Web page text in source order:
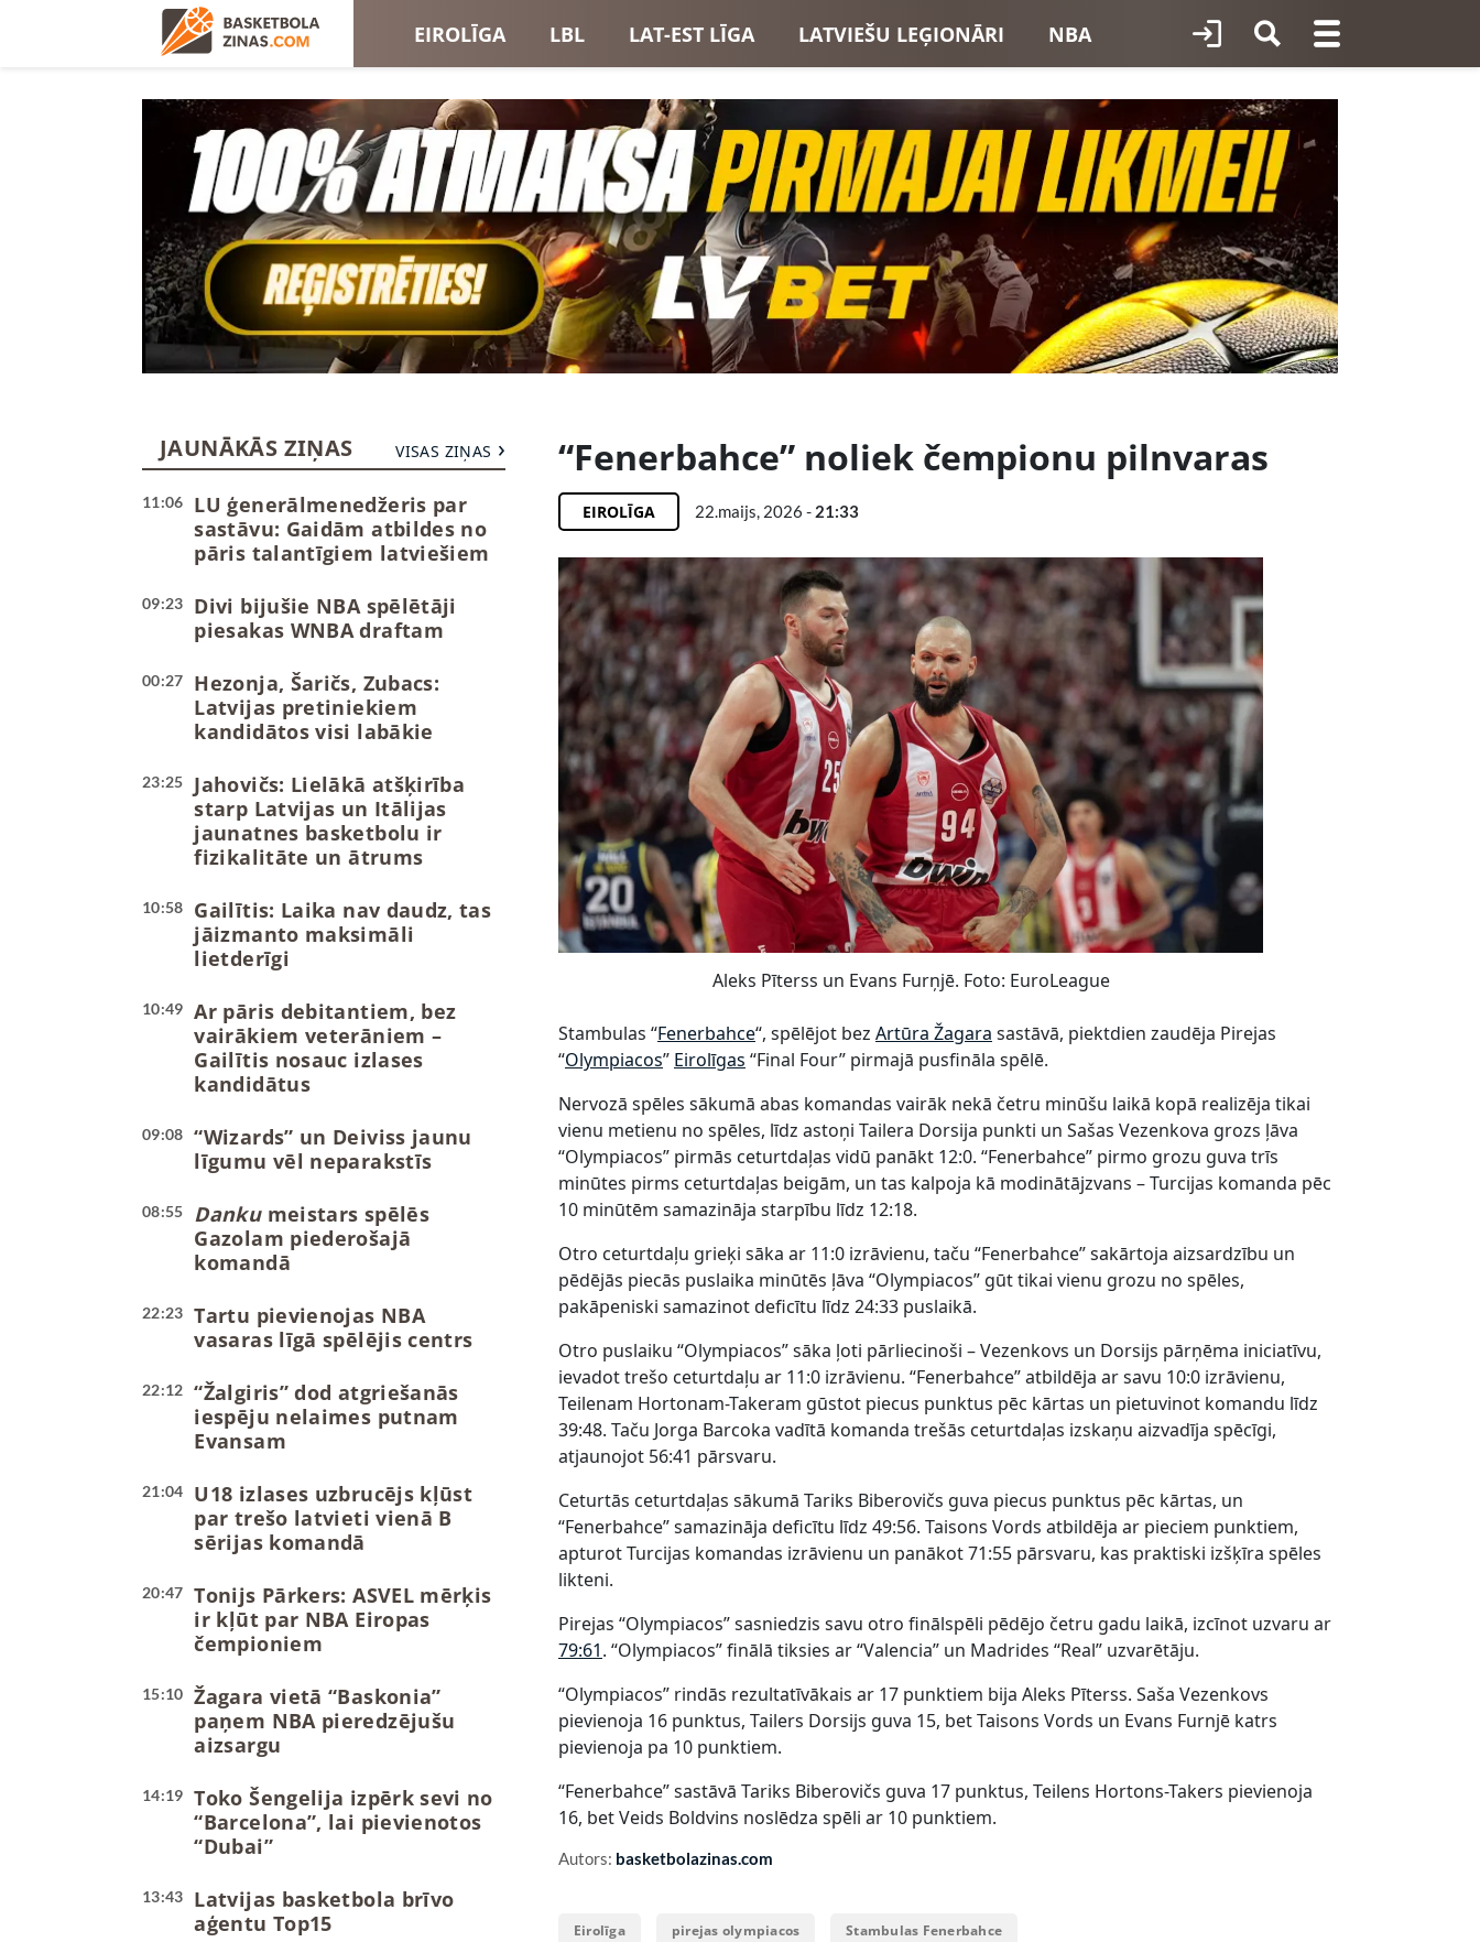
EIROLĪGA LBL LAT-EST LĪGA LATVIEŠU LEĢIONĀRI NBA
EIROKAUSI LATVIJAS IZLASE
JAUNĀKĀS ZIŅAS VISAS ZIŅAS
11:06
LU ģenerālmenedžeris par
sastāvu: Gaidām atbildes no
pāris talantīgiem latviešiem
09:23
Divi bijušie NBA spēlētāji
piesakas WNBA draftam
00:27
Hezonja, Šaričs, Zubacs:
Latvijas pretiniekiem
kandidātos visi labākie
23:25
Jahovičs: Lielākā atšķirība
starp Latvijas un Itālijas
jaunatnes basketbolu ir
fizikalitāte un ātrums
10:58
Gailītis: Laika nav daudz, tas
jāizmanto maksimāli
lietderīgi
10:49
Ar pāris debitantiem, bez
vairākiem veterāniem –
Gailītis nosauc izlases
kandidātus
09:08
“Wizards” un Deiviss jaunu
līgumu vēl neparakstīs
08:55 Dankumeistars spēlēs
Gazolam piederošajā
komandā
22:23
Tartu pievienojas NBA
vasaras līgā spēlējis centrs
22:12
“Žalgiris” dod atgriešanās
iespēju nelaimes putnam
Evansam
21:04
U18 izlases uzbrucējs kļūst
par trešo latvieti vienā B
sērijas komandā
20:47
Tonijs Pārkers: ASVEL mērķis
ir kļūt par NBA Eiropas
čempioniem
15:10
Žagara vietā “Baskonia”
paņem NBA pieredzējušu
aizsargu
14:19
Toko Šengelija izpērk sevi no
“Barcelona”, lai pievienotos
“Dubai”
13:43
Latvijas basketbola brīvo
aģentu Top15
“Fenerbahce” noliek čempionu pilnvaras
EIROLĪGA 22.maijs, 2026 - 21:33
Aleks Pīterss un Evans Furņjē. Foto: EuroLeague
Stambulas “Fenerbahce“, spēlējot bez Artūra Žagara sastāvā, piektdien zaudēja Pirejas
“Olympiacos” Eirolīgas “Final Four” pirmajā pusfināla spēlē.
Nervozā spēles sākumā abas komandas vairāk nekā četru minūšu laikā kopā realizēja tikai
vienu metienu no spēles, līdz astoņi Tailera Dorsija punkti un Sašas Vezenkova grozs ļāva
“Olympiacos” pirmās ceturtdaļas vidū panākt 12:0. “Fenerbahce” pirmo grozu guva trīs
minūtes pirms ceturtdaļas beigām, un tas kalpoja kā modinātājzvans – Turcijas komanda pēc
10 minūtēm samazināja starpību līdz 12:18.
Otro ceturtdaļu grieķi sāka ar 11:0 izrāvienu, taču “Fenerbahce” sakārtoja aizsardzību un
pēdējās piecās puslaika minūtēs ļāva “Olympiacos” gūt tikai vienu grozu no spēles,
pakāpeniski samazinot deficītu līdz 24:33 puslaikā.
Otro puslaiku “Olympiacos” sāka ļoti pārliecinoši – Vezenkovs un Dorsijs pārņēma iniciatīvu,
ievadot trešo ceturtdaļu ar 11:0 izrāvienu. “Fenerbahce” atbildēja ar savu 10:0 izrāvienu,
Teilenam Hortonam-Takeram gūstot piecus punktus pēc kārtas un pietuvinot komandu līdz
39:48. Taču Jorga Barcoka vadītā komanda trešās ceturtdaļas izskaņu aizvadīja spēcīgi,
atjaunojot 56:41 pārsvaru.
Ceturtās ceturtdaļas sākumā Tariks Biberovičs guva piecus punktus pēc kārtas, un
“Fenerbahce” samazināja deficītu līdz 49:56. Taisons Vords atbildēja ar pieciem punktiem,
apturot Turcijas komandas izrāvienu un panākot 71:55 pārsvaru, kas praktiski izšķīra spēles
likteni.
Pirejas “Olympiacos” sasniedzis savu otro finālspēli pēdējo četru gadu laikā, izcīnot uzvaru ar
79:61. “Olympiacos” finālā tiksies ar “Valencia” un Madrides “Real” uzvarētāju.
“Olympiacos” rindās rezultatīvākais ar 17 punktiem bija Aleks Pīterss. Saša Vezenkovs
pievienoja 16 punktus, Tailers Dorsijs guva 15, bet Taisons Vords un Evans Furnjē katrs
pievienoja pa 10 punktiem.
“Fenerbahce” sastāvā Tariks Biberovičs guva 17 punktus, Teilens Hortons-Takers pievienoja
16, bet Veids Boldvins noslēdza spēli ar 10 punktiem.
Autors: basketbolazinas.com
Eirolīga pirejas olympiacos Stambulas Fenerbahce